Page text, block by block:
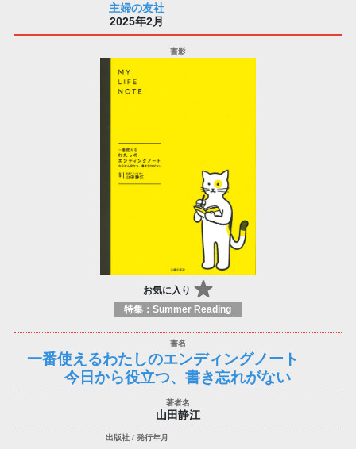
主婦の友社
2025年2月
お気に入り
特集：Summer Reading
一番使えるわたしのエンディングノート
今日から役立つ、書き忘れがない
山田静江